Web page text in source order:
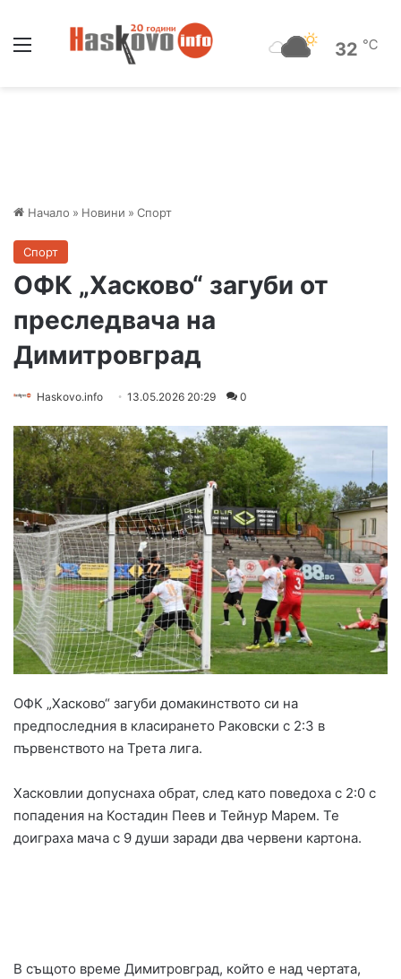
32 ℃
Начало » Новини » Спорт
Спорт
ОФК „Хасково“ загуби от
преследвача на
Димитровград
Haskovo.info 13.05.2026 20:29 0
ОФК „Хасково“ загуби домакинството си на
предпоследния в класирането Раковски с 2:3 в
първенството на Трета лига.
Хасковлии допуснаха обрат, след като поведоха с 2:0 с
попадения на Костадин Пеев и Тейнур Марем. Те
доиграха мача с 9 души заради два червени картона.
В същото време Димитровград, който е над чертата,